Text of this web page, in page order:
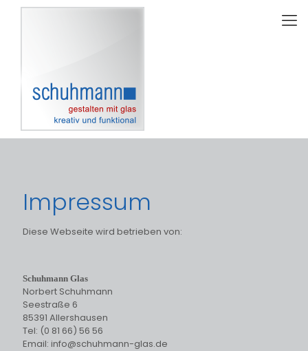
Impressum
Diese Webseite wird betrieben von:
Schuhmann Glas
Norbert Schuhmann
Seestraße 6
85391 Allershausen
Tel: (0 81 66) 56 56
Email: info@schuhmann-glas.de